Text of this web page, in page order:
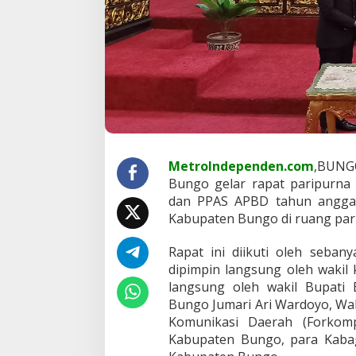
n
P
B
D
h
u
n
n
g
a
r
a
n
2
0
MetroIndependen.com
Bungo gelar rapat paripurna
dan PPAS APBD tahun
Kabupaten Bungo di ruang
Rapat ini diikuti oleh
dipimpin langsung oleh wakil
langsung oleh wakil Bupati
Bungo Jumari Ari Wardoyo,
Komunikasi Daerah
Kabupaten Bungo, para